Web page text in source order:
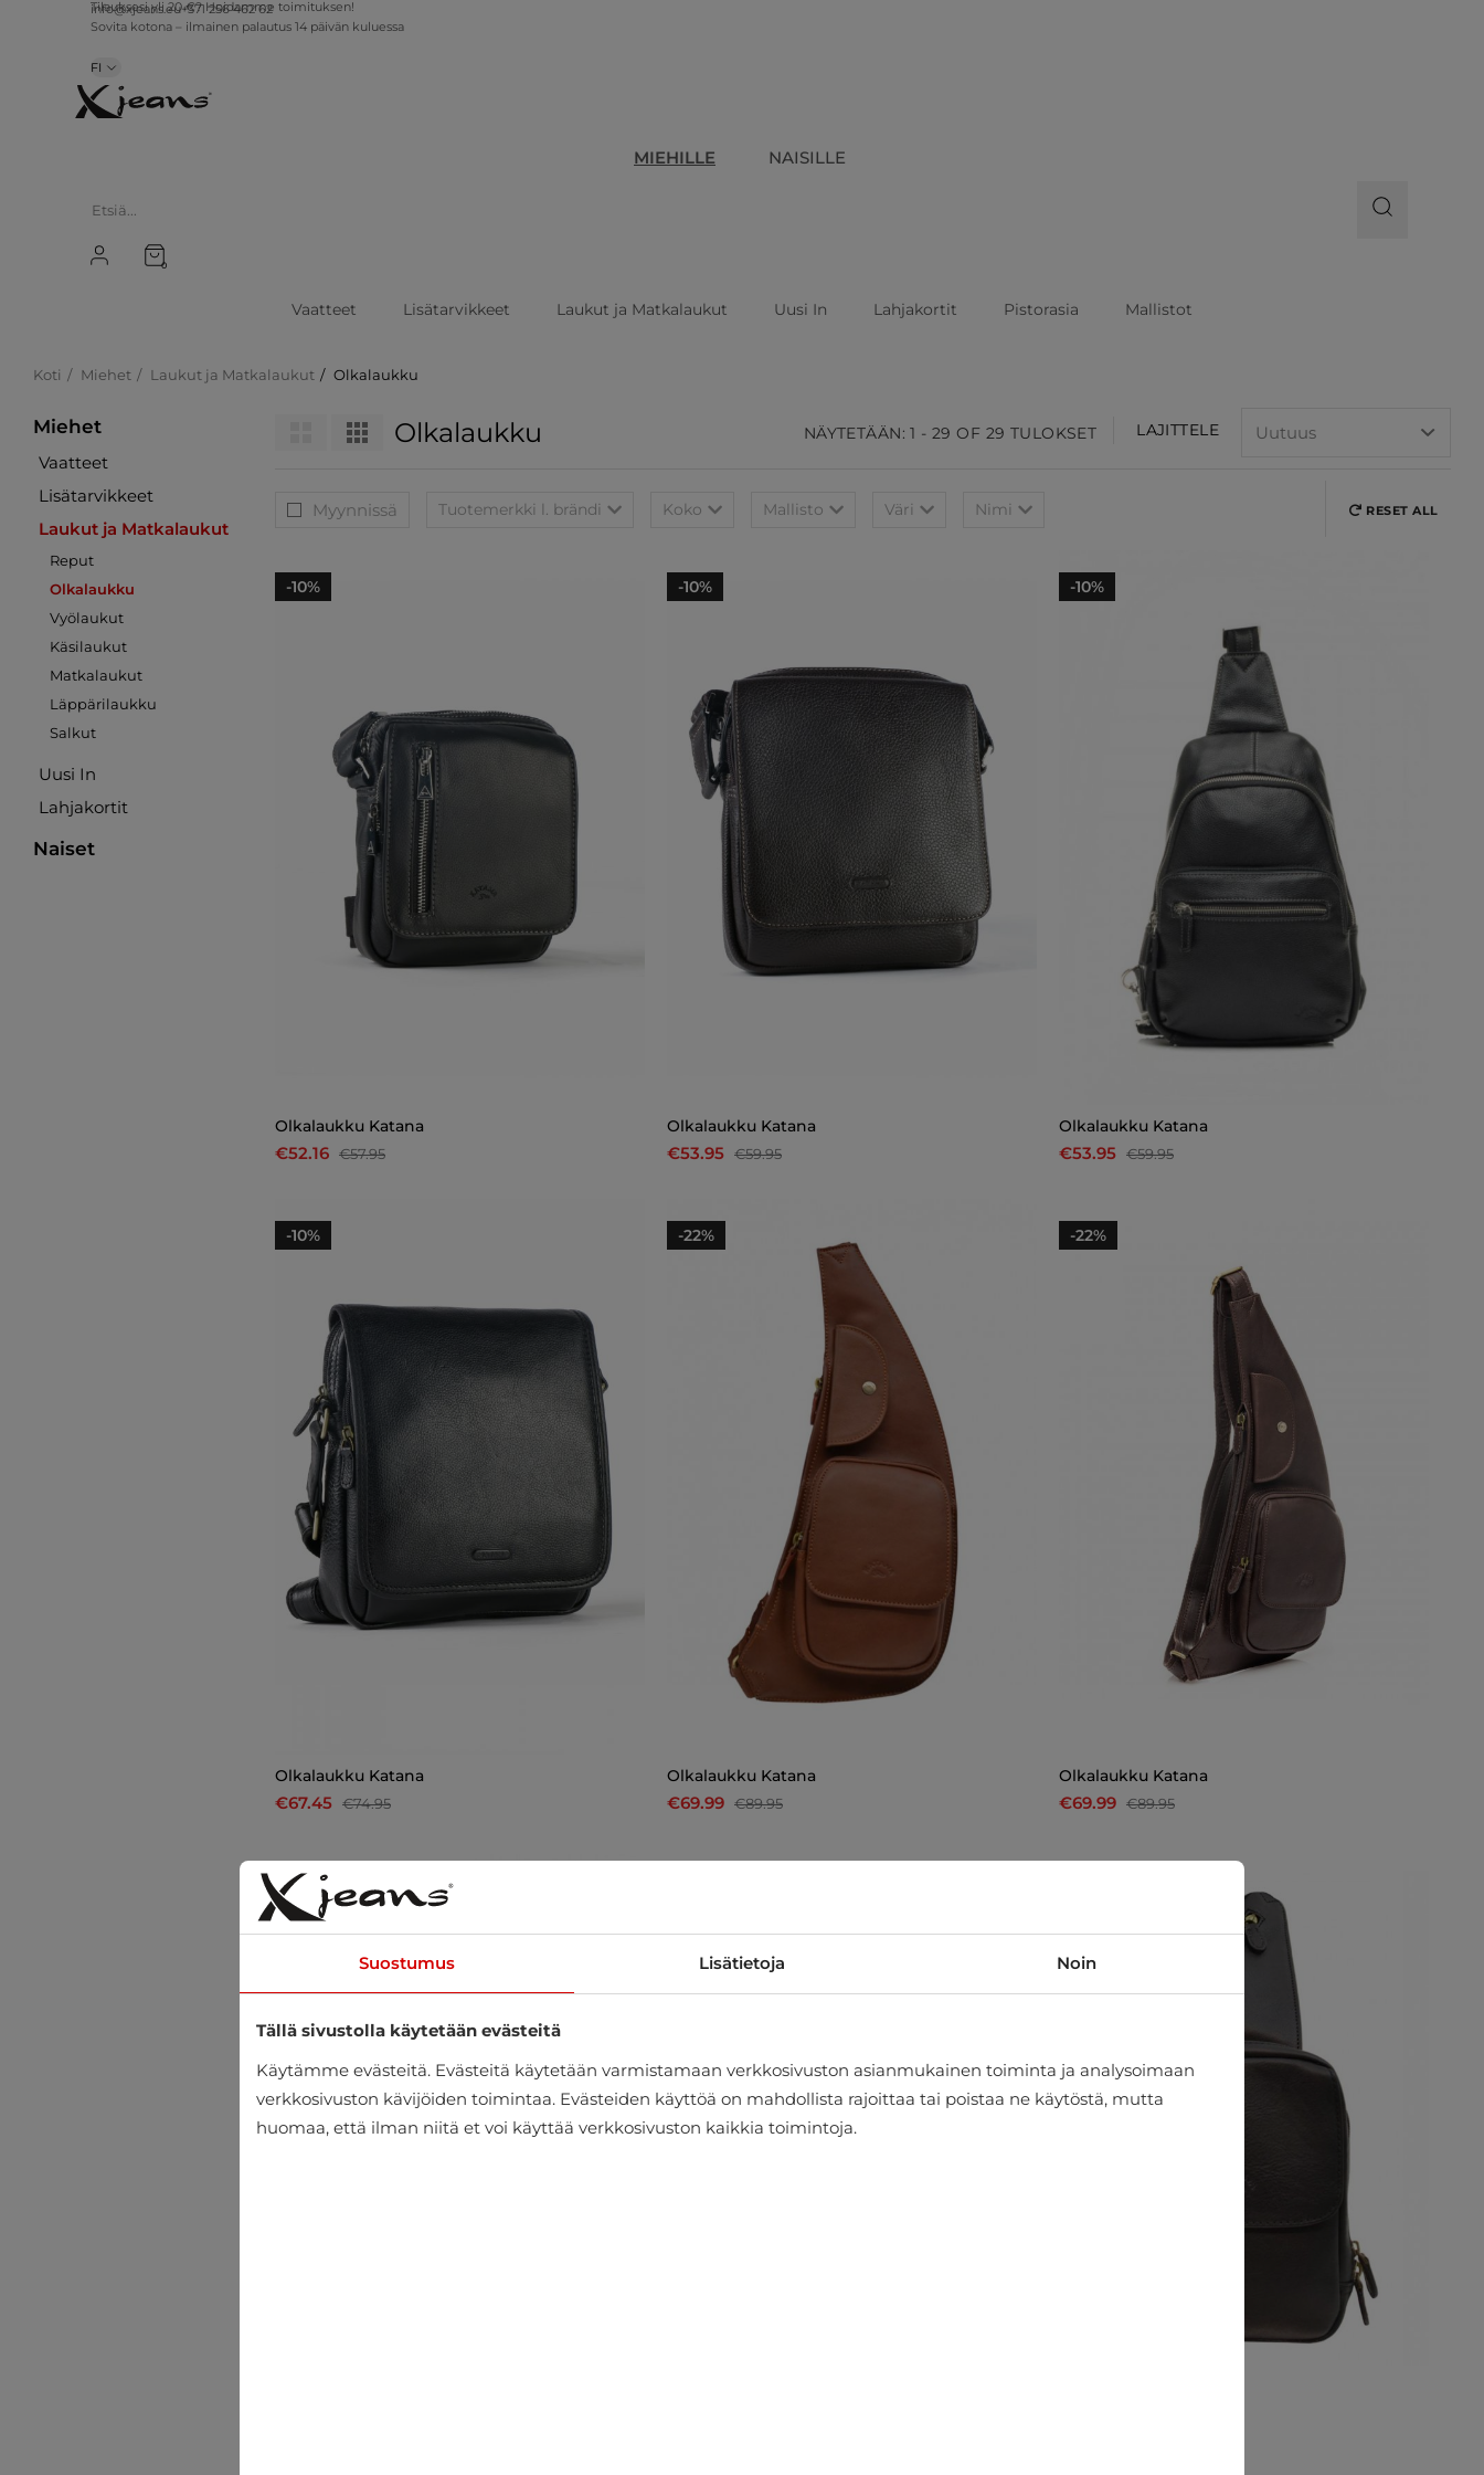
info@xjeans.eu+371 256 462 62
Tilauksesi yli 20 €? Hoidamme toimituksen!
FI
MIEHILLE NAISILLE
0
Vaatteet Lisätarvikkeet Laukut ja Matkalaukut Uusi In Lahjakortit Pistorasia Mallistot
Koti Miehet Laukut ja Matkalaukut Olkalaukku
Miehet
Vaatteet
Lisätarvikkeet
Laukut ja Matkalaukut
Reput
Olkalaukku
Vyölaukut
Käsilaukut
Matkalaukut
Läppärilaukku
Salkut
Uusi In
Lahjakortit
Naiset
Olkalaukku NÄYTETÄÄN: 1 - 29 OF 29 TULOKSET LAJITTELE
Myynnissä Tuotemerkki l. brändi Koko Mallisto Väri Nimi RESET ALL
-10%
Olkalaukku Katana
€52.16 €57.95
-10%
Olkalaukku Katana
€53.95 €59.95
-10%
Olkalaukku Katana
€53.95 €59.95
-10%
Olkalaukku Katana
€67.45 €74.95
-22%
Olkalaukku Katana
€69.99 €89.95
-22%
Olkalaukku Katana
€69.99 €89.95
-22%
Suostumus Lisätietoja Noin
Tällä sivustolla käytetään evästeitä
Käytämme evästeitä. Evästeitä käytetään varmistamaan verkkosivuston asianmukainen toiminta ja analysoimaan
verkkosivuston kävijöiden toimintaa. Evästeiden käyttöä on mahdollista rajoittaa tai poistaa ne käytöstä, mutta
huomaa, että ilman niitä et voi käyttää verkkosivuston kaikkia toimintoja.